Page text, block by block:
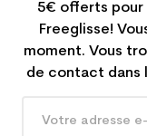
5€ offerts
Freeglisse!
moment. Vous
de contact dans